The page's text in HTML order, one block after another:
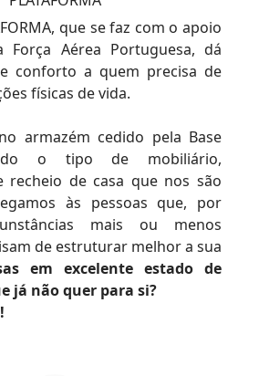
que se faz com o apoio
Força Aérea Portuguesa, dá
conforto a quem precisa de
físicas de vida.
armazém cedido pela Base
o tipo de mobiliário,
recheio de casa que nos são
às pessoas que, por
mais ou menos
de estruturar melhor a sua
em excelente estado de
já não quer para si?